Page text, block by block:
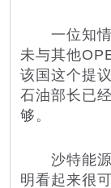
一位知情
未与其他
该国这个提
石油部长已
够。
沙特能源
明看起来很